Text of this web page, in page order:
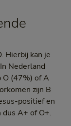
Hierbij kan je
Nederland
O (47%) of A
zijn B
positief en
A+ of O+.